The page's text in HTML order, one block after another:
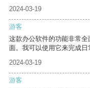
2024-03-19
游客
这款办公软件的功能非常
面。我可以使用它来完成日
2024-03-19
游客